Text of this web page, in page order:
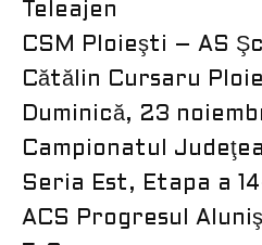
Teleajen
CSM Ploieşti – AS
Cătălin Cursaru
Duminică, 23
Campionatul
Seria Est, Etapa a
ACS Progresul